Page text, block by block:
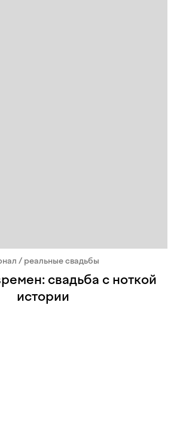
/ реальные свадьбы
свадьба с ноткой
истории